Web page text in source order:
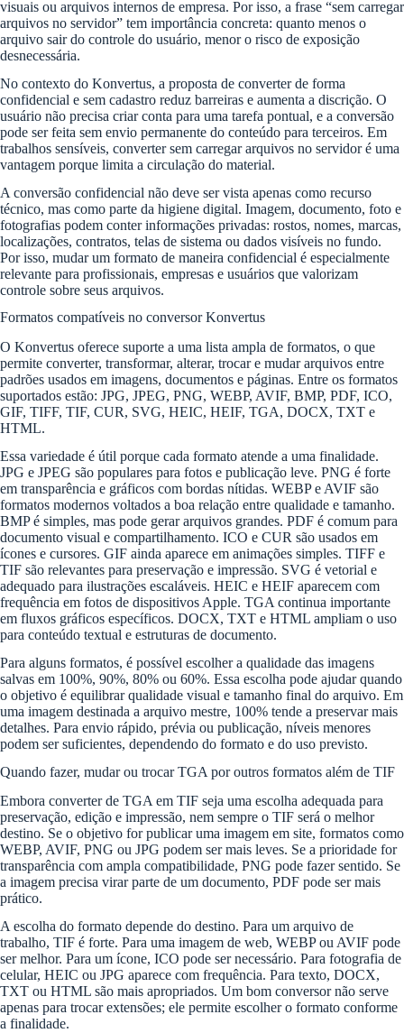
visuais ou arquivos internos de empresa. Por isso, a frase “sem carregar
arquivos no servidor” tem importância concreta: quanto menos o
arquivo sair do controle do usuário, menor o risco de exposição
desnecessária.
No contexto do Konvertus, a proposta de converter de forma
confidencial e sem cadastro reduz barreiras e aumenta a discrição. O
usuário não precisa criar conta para uma tarefa pontual, e a conversão
pode ser feita sem envio permanente do conteúdo para terceiros. Em
trabalhos sensíveis, converter sem carregar arquivos no servidor é uma
vantagem porque limita a circulação do material.
A conversão confidencial não deve ser vista apenas como recurso
técnico, mas como parte da higiene digital. Imagem, documento, foto e
fotografias podem conter informações privadas: rostos, nomes, marcas,
localizações, contratos, telas de sistema ou dados visíveis no fundo.
Por isso, mudar um formato de maneira confidencial é especialmente
relevante para profissionais, empresas e usuários que valorizam
controle sobre seus arquivos.
Formatos compatíveis no conversor Konvertus
O Konvertus oferece suporte a uma lista ampla de formatos, o que
permite converter, transformar, alterar, trocar e mudar arquivos entre
padrões usados em imagens, documentos e páginas. Entre os formatos
suportados estão: JPG, JPEG, PNG, WEBP, AVIF, BMP, PDF, ICO,
GIF, TIFF, TIF, CUR, SVG, HEIC, HEIF, TGA, DOCX, TXT e
HTML.
Essa variedade é útil porque cada formato atende a uma finalidade.
JPG e JPEG são populares para fotos e publicação leve. PNG é forte
em transparência e gráficos com bordas nítidas. WEBP e AVIF são
formatos modernos voltados a boa relação entre qualidade e tamanho.
BMP é simples, mas pode gerar arquivos grandes. PDF é comum para
documento visual e compartilhamento. ICO e CUR são usados em
ícones e cursores. GIF ainda aparece em animações simples. TIFF e
TIF são relevantes para preservação e impressão. SVG é vetorial e
adequado para ilustrações escaláveis. HEIC e HEIF aparecem com
frequência em fotos de dispositivos Apple. TGA continua importante
em fluxos gráficos específicos. DOCX, TXT e HTML ampliam o uso
para conteúdo textual e estruturas de documento.
Para alguns formatos, é possível escolher a qualidade das imagens
salvas em 100%, 90%, 80% ou 60%. Essa escolha pode ajudar quando
o objetivo é equilibrar qualidade visual e tamanho final do arquivo. Em
uma imagem destinada a arquivo mestre, 100% tende a preservar mais
detalhes. Para envio rápido, prévia ou publicação, níveis menores
podem ser suficientes, dependendo do formato e do uso previsto.
Quando fazer, mudar ou trocar TGA por outros formatos além de TIF
Embora converter de TGA em TIF seja uma escolha adequada para
preservação, edição e impressão, nem sempre o TIF será o melhor
destino. Se o objetivo for publicar uma imagem em site, formatos como
WEBP, AVIF, PNG ou JPG podem ser mais leves. Se a prioridade for
transparência com ampla compatibilidade, PNG pode fazer sentido. Se
a imagem precisa virar parte de um documento, PDF pode ser mais
prático.
A escolha do formato depende do destino. Para um arquivo de
trabalho, TIF é forte. Para uma imagem de web, WEBP ou AVIF pode
ser melhor. Para um ícone, ICO pode ser necessário. Para fotografia de
celular, HEIC ou JPG aparece com frequência. Para texto, DOCX,
TXT ou HTML são mais apropriados. Um bom conversor não serve
apenas para trocar extensões; ele permite escolher o formato conforme
a finalidade.